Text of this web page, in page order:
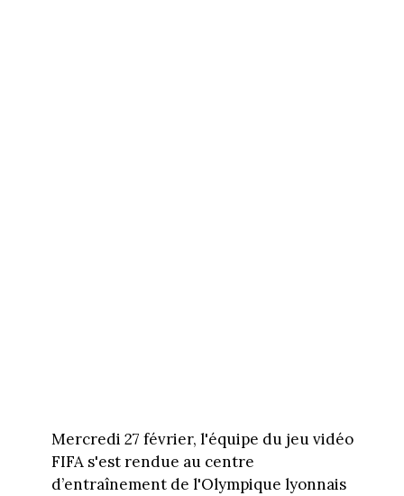
Mercredi 27 février, l'équipe du jeu vidéo
FIFA s'est rendue au centre
d’entraînement de l'Olympique lyonnais